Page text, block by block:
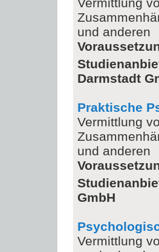
und anderen
Darmstadt
Praktische
Vermittlung
und anderen
GmbH
Vermittlung